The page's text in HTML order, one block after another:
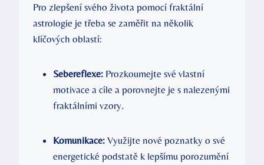
Pro zlepšení svého života pomocí fraktální
astrologie je třeba ⁢se zaměřit na několik
klíčových ⁤oblastí:
Sebereflexe: Prozkoumejte své ​vlastní
motivace a cíle a porovnejte je s nalezenými
fraktálními‌ vzory.
Komunikace: Využijte nové poznatky o své
energetické podstatě k lepšímu porozumění